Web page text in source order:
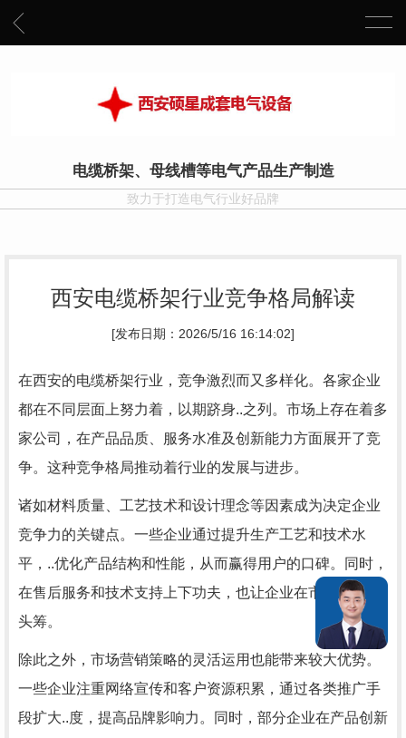
电缆桥架、母线槽等电气产品生产制造
致力于打造电气行业好品牌
西安电缆桥架行业竞争格局解读
[发布日期：2026/5/16 16:14:02]
在西安的电缆桥架行业，竞争激烈而又多样化。各家企业
都在不同层面上努力着，以期跻身..之列。市场上存在着多
家公司，在产品品质、服务水准及创新能力方面展开了竞
争。这种竞争格局推动着行业的发展与进步。
诸如材料质量、工艺技术和设计理念等因素成为决定企业
竞争力的关键点。一些企业通过提升生产工艺和技术水
平，..优化产品结构和性能，从而赢得用户的口碑。同时，
在售后服务和技术支持上下功夫，也让企业在市场中拔得
头筹。
除此之外，市场营销策略的灵活运用也能带来较大优势。
一些企业注重网络宣传和客户资源积累，通过各类推广手
段扩大..度，提高品牌影响力。同时，部分企业在产品创新